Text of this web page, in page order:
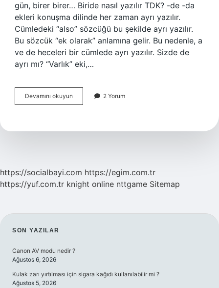
gün, birer birer… Biride nasıl yazılır TDK? -de -da
ekleri konuşma dilinde her zaman ayrı yazılır.
Cümledeki “also” sözcüğü bu şekilde ayrı yazılır.
Bu sözcük “ek olarak” anlamına gelir. Bu nedenle, a
ve de heceleri bir cümlede ayrı yazılır. Sizde de
ayrı mı? “Varlık” eki,…
Devamını okuyun
Bire
2 Yorum
https://socialbayi.com https://egim.com.tr
https://yuf.com.tr knight online nttgame Sitemap
SIDEBAR
SON YAZILAR
Canon AV modu nedir ?
Ağustos 6, 2026
Kulak zarı yırtılması için sigara kağıdı kullanılabilir mi ?
Ağustos 5, 2026